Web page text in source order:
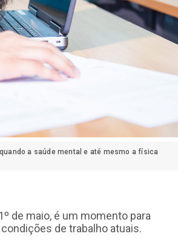
a saúde mental e até mesmo a física
de maio, é um momento para
de trabalho atuais.